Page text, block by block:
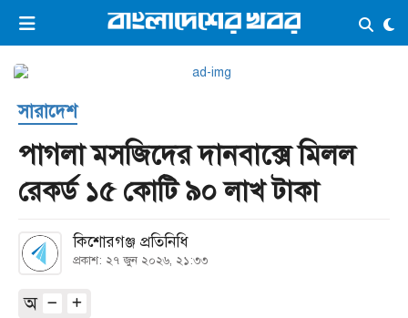
ভিডিও ই-পেপার লগইন ×
প্রচ্ছদ
সর্বশেষ
সব বিভাগ
আর্কাইভ
কনভার্টার
সারাদেশ
পাগলা মসজিদের দানবাক্সে মিলল
রেকর্ড ১৫ কোটি ৯০ লাখ টাকা
কিশোরগঞ্জ প্রতিনিধি
প্রকাশ: ২৭ জুন ২০২৬, ২১:৩৩
অ